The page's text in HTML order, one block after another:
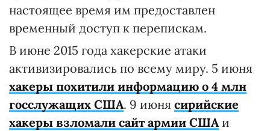
настоящее время им предоставлен
временный доступ к перепискам.
В июне 2015 года хакерские атаки
активизировались по всему миру. 5 июня
хакеры похитили информацию о 4 млн
госслужащих США. 9 июня сирийские
хакеры взломали сайт армии СШАи